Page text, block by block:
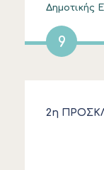
Δημοτικής
9
2η